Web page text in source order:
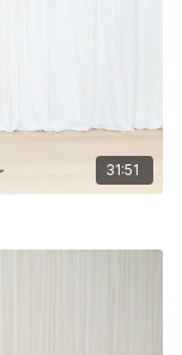
31:51